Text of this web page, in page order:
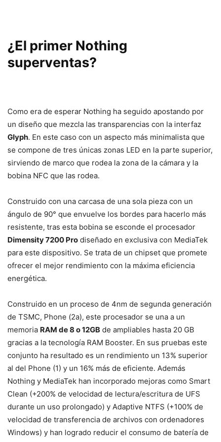
¿El primer Nothing
superventas?
Como era de esperar Nothing ha seguido apostando por
un diseño que mezcla las transparencias con la interfaz
Glyph. En este caso con un aspecto más minimalista que
se compone de tres únicas zonas LED en la parte superior,
sirviendo de marco que rodea la zona de la cámara y la
bobina NFC que las rodea.
Construido con una carcasa de una sola pieza con un
ángulo de 90° que envuelve los bordes para hacerlo más
resistente, tras esta bobina se esconde el procesador
Dimensity 7200 Pro diseñado en exclusiva con MediaTek
para este dispositivo. Se trata de un chipset que promete
ofrecer el mejor rendimiento con la máxima eficiencia
energética.
Construido en un proceso de 4nm de segunda generación
de TSMC, Phone (2a), este procesador se una a un
memoria RAM de 8 o 12GB de ampliables hasta 20 GB
gracias a la tecnología RAM Booster. En sus pruebas este
conjunto ha resultado es un rendimiento un 13% superior
al del Phone (1) y un 16% más de eficiente. Además
Nothing y MediaTek han incorporado mejoras como Smart
Clean (+200% de velocidad de lectura/escritura de UFS
durante un uso prolongado) y Adaptive NTFS (+100% de
velocidad de transferencia de archivos con ordenadores
Windows) y han logrado reducir el consumo de batería de